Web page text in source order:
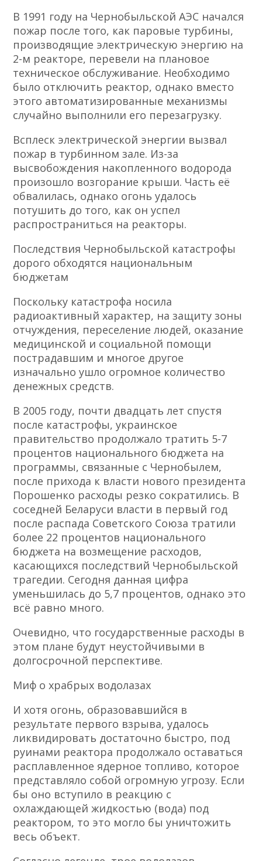
В 1991 году на Чернобыльской АЭС начался
пожар после того, как паровые турбины,
производящие электрическую энергию на
2-м реакторе, перевели на плановое
техническое обслуживание. Необходимо
было отключить реактор, однако вместо
этого автоматизированные механизмы
случайно выполнили его перезагрузку.
Всплеск электрической энергии вызвал
пожар в турбинном зале. Из-за
высвобождения накопленного водорода
произошло возгорание крыши. Часть её
обвалилась, однако огонь удалось
потушить до того, как он успел
распространиться на реакторы.
Последствия Чернобыльской катастрофы
дорого обходятся национальным
бюджетам
Поскольку катастрофа носила
радиоактивный характер, на защиту зоны
отчуждения, переселение людей, оказание
медицинской и социальной помощи
пострадавшим и многое другое
изначально ушло огромное количество
денежных средств.
В 2005 году, почти двадцать лет спустя
после катастрофы, украинское
правительство продолжало тратить 5-7
процентов национального бюджета на
программы, связанные с Чернобылем,
после прихода к власти нового президента
Порошенко расходы резко сократились. В
соседней Беларуси власти в первый год
после распада Советского Союза тратили
более 22 процентов национального
бюджета на возмещение расходов,
касающихся последствий Чернобыльской
трагедии. Сегодня данная цифра
уменьшилась до 5,7 процентов, однако это
всё равно много.
Очевидно, что государственные расходы в
этом плане будут неустойчивыми в
долгосрочной перспективе.
Миф о храбрых водолазах
И хотя огонь, образовавшийся в
результате первого взрыва, удалось
ликвидировать достаточно быстро, под
руинами реактора продолжало оставаться
расплавленное ядерное топливо, которое
представляло собой огромную угрозу. Если
бы оно вступило в реакцию с
охлаждающей жидкостью (вода) под
реактором, то это могло бы уничтожить
весь объект.